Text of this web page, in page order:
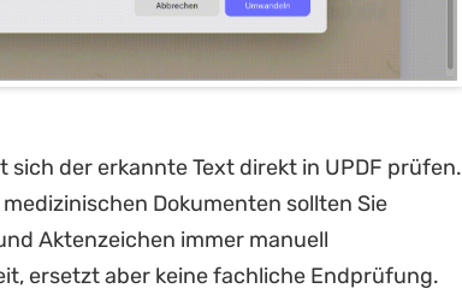
sich der erkannte Text direkt in UPDF prüfen.
Dokumenten sollten Sie
Aktenzeichen immer manuell
ersetzt aber keine fachliche Endprüfung.